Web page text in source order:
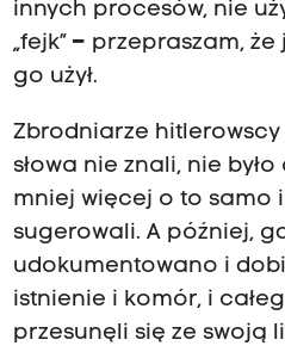
innych procesów, nie
„fejk” – przepraszam,
go użył.
Zbrodniarze
słowa nie znali, nie
mniej więcej o to samo
sugerowali. A później,
udokumentowano i
istnienie i komór, i
przesunęli się ze swoją